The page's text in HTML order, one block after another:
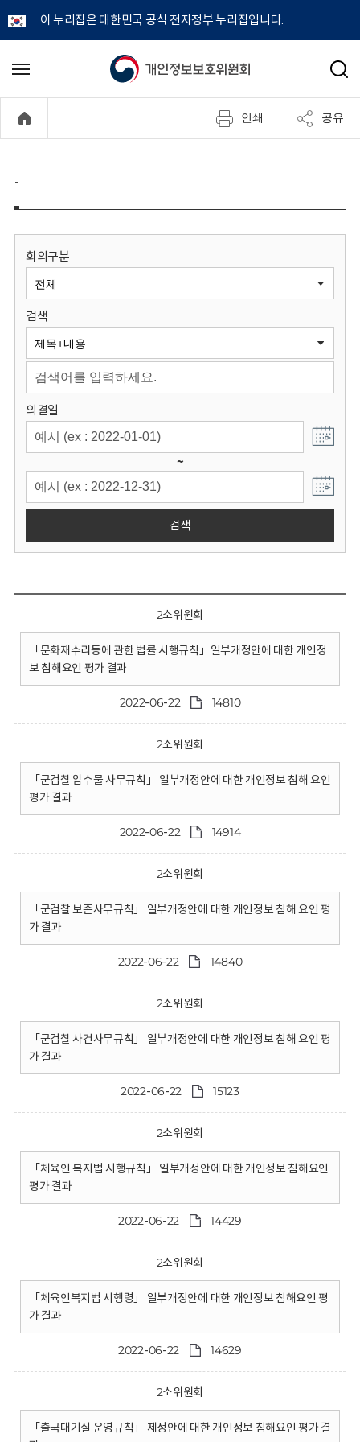
이 누리집은 대한민국 공식 전자정부 누리집입니다.
개
정
보
원
회
메
기
검
인쇄 공유
-
회의구분
검색
의결일
~
검색
2소위원회
「문화재수리등에 관한 법률 시행규칙」일부개정안에 대한 개인정
보 침해요인 평가 결과
2022-06-22 14810
2소위원회
「군검찰 압수물 사무규칙」 일부개정안에 대한 개인정보 침해 요인
평가 결과
2022-06-22 14914
2소위원회
「군검찰 보존사무규칙」 일부개정안에 대한 개인정보 침해 요인 평
가 결과
2022-06-22 14840
2소위원회
「군검찰 사건사무규칙」 일부개정안에 대한 개인정보 침해 요인 평
가 결과
2022-06-22 15123
2소위원회
「체육인 복지법 시행규칙」 일부개정안에 대한 개인정보 침해요인
평가 결과
2022-06-22 14429
2소위원회
「체육인복지법 시행령」 일부개정안에 대한 개인정보 침해요인 평
가 결과
2022-06-22 14629
2소위원회
「출국대기실 운영규칙」 제정안에 대한 개인정보 침해요인 평가 결